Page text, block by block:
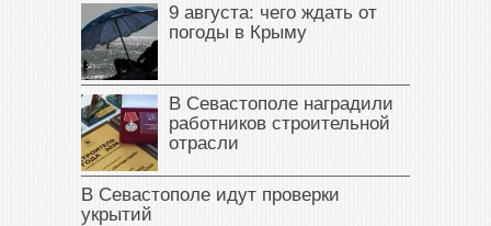
9 августа: чего ждать от
погоды в Крыму
В Севастополе наградили
работников строительной
отрасли
В Севастополе идут проверки
укрытий